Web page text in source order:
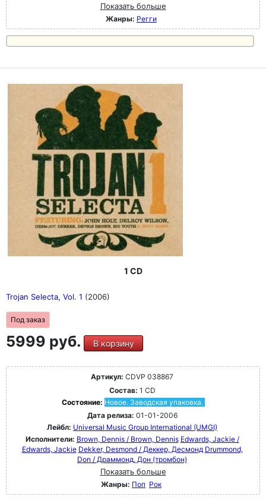
Показать больше
Жанры: Регги
1 CD
Trojan Selecta, Vol. 1 (2006)
Под заказ
5999 руб. В корзину
Артикул: CDVP 038867
Состав: 1 CD
Состояние: Новое. Заводская упаковка.
Дата релиза: 01-01-2006
Лейбл: Universal Music Group International (UMGI)
Исполнители: Brown, Dennis / Brown, Dennis Edwards, Jackie /
Edwards, Jackie Dekker, Desmond / Деккер, Десмонд Drummond,
Don / Драммонд, Дон (тромбон)
Показать больше
Жанры: Поп Рок